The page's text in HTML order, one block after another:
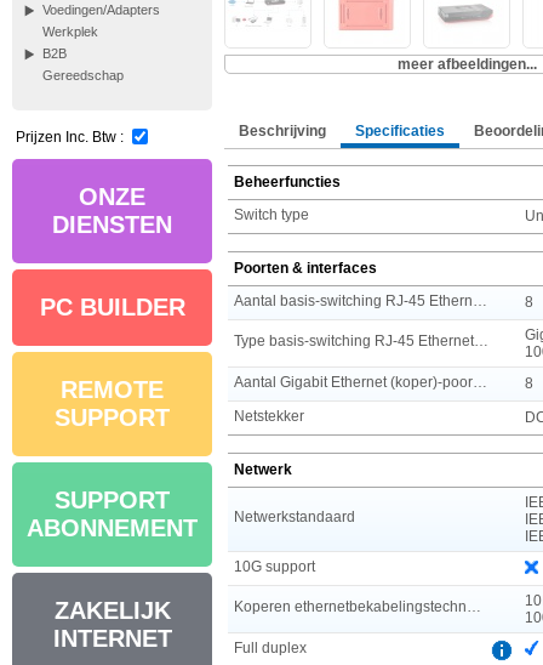
Voedingen/Adapters
Werkplek
B2B
Gereedschap
Prijzen Inc. Btw :
ONZE
DIENSTEN
PC BUILDER
REMOTE
SUPPORT
SUPPORT
ABONNEMENT
ZAKELIJK
INTERNET
meer afbeeldingen...
Beschrijving Specificaties
Beheerfuncties
Switch type
Poorten & interfaces
8
8
Netstekker
Netwerk
Netwerkstandaard
10G support
Full duplex